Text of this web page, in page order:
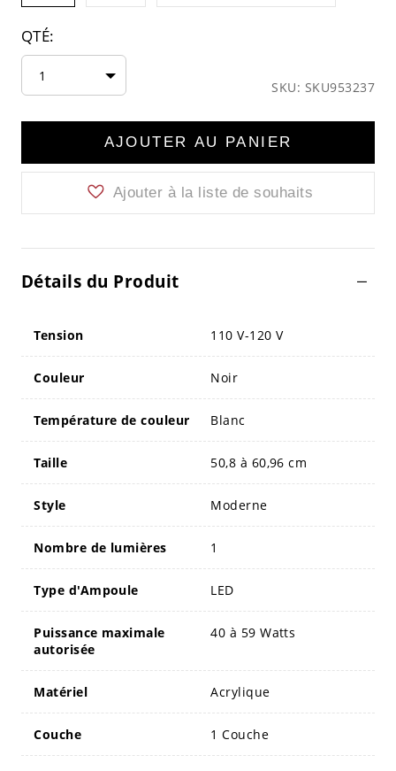
QTÉ:
1
SKU: SKU953237
AJOUTER AU PANIER
Ajouter à la liste de souhaits
Détails du Produit
Tension 110 V-120 V
Couleur Noir
Température de couleur Blanc
Taille 50,8 à 60,96 cm
Style Moderne
Nombre de lumières 1
Type d'Ampoule LED
Puissance maximale
autorisée
40 à 59 Watts
Matériel Acrylique
Couche 1 Couche